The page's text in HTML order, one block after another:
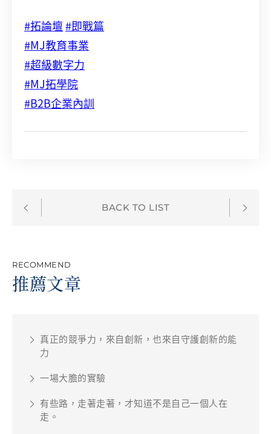
#拓論壇#即戰篇
#MJ教育事業
#超級數字力
#MJ拓學院
#B2B企業內訓
BACK TO LIST
RECOMMEND
推薦文章
真正的競爭力，來自創新，也來自守護創新的能
力
一場大膽的實驗
有些路，走著走著，才知道不是自己一個人在
走。